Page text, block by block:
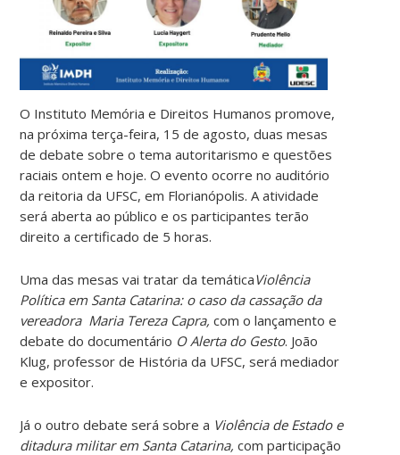
O Instituto Memória e Direitos Humanos promove,
na próxima terça-feira, 15 de agosto, duas mesas
de debate sobre o tema autoritarismo e questões
raciais ontem e hoje. O evento ocorre no auditório
da reitoria da UFSC, em Florianópolis. A atividade
será aberta ao público e os participantes terão
direito a certificado de 5 horas.
Uma das mesas vai tratar da temáticaViolência
Política em Santa Catarina: o caso da cassação da
vereadora Maria Tereza Capra, com o lançamento e
debate do documentário O Alerta do Gesto. João
Klug, professor de História da UFSC, será mediador
e expositor.
Já o outro debate será sobre a Violência de Estado e
ditadura militar em Santa Catarina,com participação